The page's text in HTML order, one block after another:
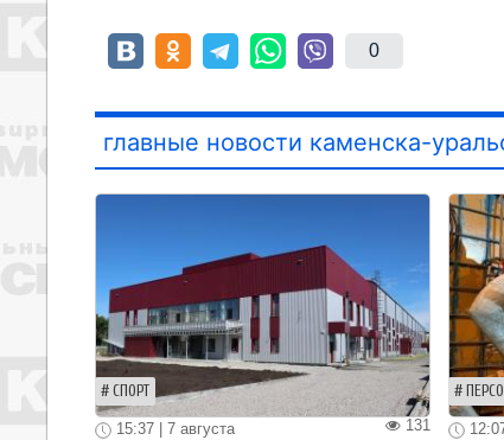
0
главные новости каменска-
СПОРТ
131
15:37 | 7 августа